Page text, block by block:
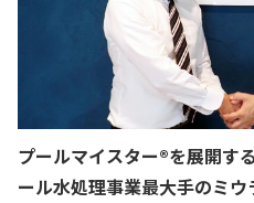
プールマイスター®︎を展開
ール水処理事業最大手のミ